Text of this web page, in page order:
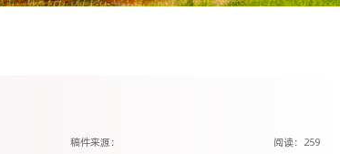
稿件来源： 阅读： 259